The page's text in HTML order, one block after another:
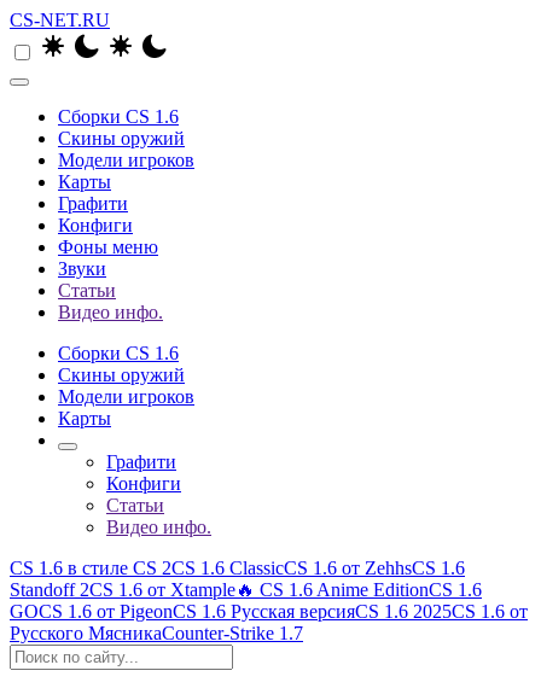
CS-NET.RU
Сборки CS 1.6
Скины оружий
Модели игроков
Карты
Графити
Конфиги
Фоны меню
Звуки
Статьи
Видео инфо.
Сборки CS 1.6
Скины оружий
Модели игроков
Карты
Графити
Конфиги
Статьи
Видео инфо.
CS 1.6 в стиле CS 2CS 1.6 ClassicCS 1.6 от ZehhsCS 1.6
Standoff 2CS 1.6 от Xtample🔥 CS 1.6 Anime EditionCS 1.6
GOCS 1.6 от PigeonCS 1.6 Русская версияCS 1.6 2025CS 1.6 от
Русского МясникаCounter-Strike 1.7